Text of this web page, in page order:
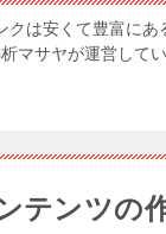
クは安くて豊富に
マサヤが運営して
テンツの